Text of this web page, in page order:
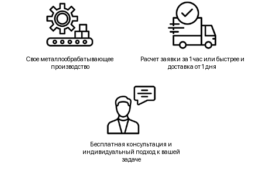
Свое металлообрабатывающее
производство
Расчет заявки за 1 час или быстрее и
доставка от 1 дня
Бесплатная консультация и
индивидуальный подход к вашей
задаче